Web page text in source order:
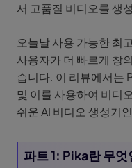
서 고품질 비디오를 생
오늘날 사용 가능한 최
사용자가 더 빠르게 창
습니다. 이 리뷰에서는
및 이를 사용하여 비디
쉬운 AI 비디오 생성기
파트 1: Pika란 무